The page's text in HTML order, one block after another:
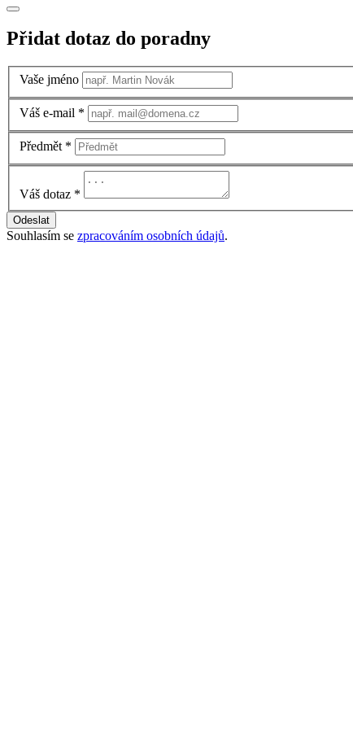
Přidat dotaz do poradny
Vaše jméno
Váš e-mail *
Předmět *
Váš dotaz *
Odeslat
Souhlasím se zpracováním osobních údajů.